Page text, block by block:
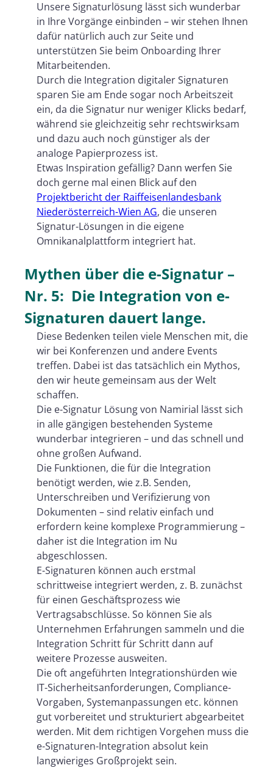
Unsere Signaturlösung lässt sich wunderbar
in Ihre Vorgänge einbinden – wir stehen Ihnen
dafür natürlich auch zur Seite und
unterstützen Sie beim Onboarding Ihrer
Mitarbeitenden.
Durch die Integration digitaler Signaturen
sparen Sie am Ende sogar noch Arbeitszeit
ein, da die Signatur nur weniger Klicks bedarf,
während sie gleichzeitig sehr rechtswirksam
und dazu auch noch günstiger als der
analoge Papierprozess ist.
Etwas Inspiration gefällig? Dann werfen Sie
doch gerne mal einen Blick auf den
Projektbericht der Raiffeisenlandesbank
Niederösterreich-Wien AG, die unseren
Signatur-Lösungen in die eigene
Omnikanalplattform integriert hat.
Mythen über die e-Signatur –
Nr. 5: Die Integration von e-
Signaturen dauert lange.
Diese Bedenken teilen viele Menschen mit, die
wir bei Konferenzen und andere Events
treffen. Dabei ist das tatsächlich ein Mythos,
den wir heute gemeinsam aus der Welt
schaffen.
Die e-Signatur Lösung von Namirial lässt sich
in alle gängigen bestehenden Systeme
wunderbar integrieren – und das schnell und
ohne großen Aufwand.
Die Funktionen, die für die Integration
benötigt werden, wie z.B. Senden,
Unterschreiben und Verifizierung von
Dokumenten – sind relativ einfach und
erfordern keine komplexe Programmierung –
daher ist die Integration im Nu
abgeschlossen.
E-Signaturen können auch erstmal
schrittweise integriert werden, z. B. zunächst
für einen Geschäftsprozess wie
Vertragsabschlüsse. So können Sie als
Unternehmen Erfahrungen sammeln und die
Integration Schritt für Schritt dann auf
weitere Prozesse ausweiten.
Die oft angeführten Integrationshürden wie
IT-Sicherheitsanforderungen, Compliance-
Vorgaben, Systemanpassungen etc. können
gut vorbereitet und strukturiert abgearbeitet
werden. Mit dem richtigen Vorgehen muss die
e-Signaturen-Integration absolut kein
langwieriges Großprojekt sein.